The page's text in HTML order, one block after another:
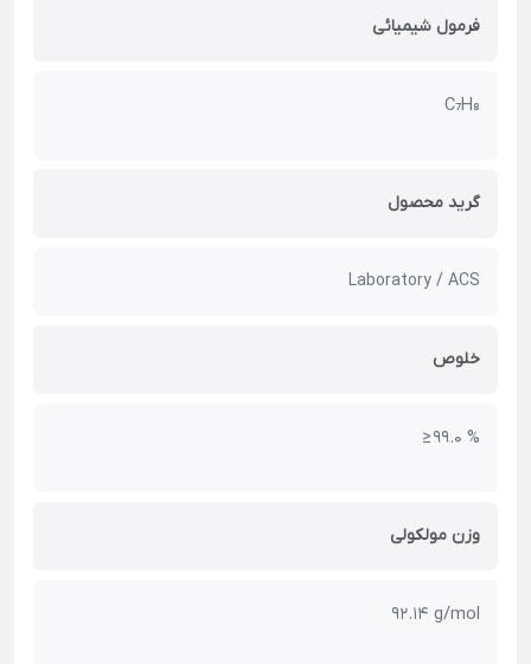
فرمول شیمیائی
C₇H₈
گرید محصول
Laboratory / ACS
خلوص
≥ 99.0 %
وزن مولکولی
92.14 g/mol